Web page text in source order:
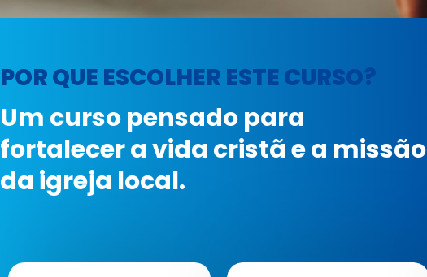
POR QUE ESCOLHER ESTE CURSO?
Um curso pensado para
fortalecer a vida cristã e a missão
da igreja local.